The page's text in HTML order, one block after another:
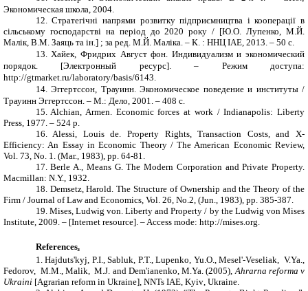
Экономическая школа, 2004.
12.
Стратегічні напрями розвитку підприємництва і кооперації в
сільському господарстві на період до 2020 року / [Ю.О. Лупенко, М.Й.
Малік, В.М. Заяць та ін.] ; за ред. М.Й. Маліка. – К. : ННЦ ІАЕ, 2013. – 50 с.
13.
Хайек, Фридрих Август фон. Индивидуализм и экономический
порядок. [Электронный ресурс]. – Режим доступа:
http://gtmarket.ru/laboratory/basis/6143.
14. Эггертссон, Трауинн. Экономическое поведение и институты /
Трауинн Эггертссон. – М.: Дело, 2001. – 408 с.
15. Alchian, Armen. Economic forces at work / Indianapolis: Liberty
Press, 1977. – 524 p.
16.
Alessi, Louis de. Property Rights, Transaction Costs, and X-
Efficiency: An Essay in Economic Theory / The American Economic Review,
Vol. 73, No. 1. (Mar., 1983), pp. 64-81.
17. Berle A., Means G. The Modern Corporation and Private Property.
Macmillan: N.Y., 1932.
18. Demsetz, Harold. The Structure of Ownership and the Theory of the
Firm / Journal of Law and Economics, Vol. 26, No.2, (Jun., 1983), pp. 385-387.
19. Mises, Ludwig von. Liberty and Property / by the Ludwig von Mises
Institute, 2009. – [Internet resource]. – Access mode: http://mises.org.
References.
1.
Hajduts'kyj, P.I., Sabluk, P.T., Lupenko, Yu.O., Mesel'-Veseliak, V.Ya.,
Fedorov, M.M., Malik, M.J. and Dem'ianenko, M.Ya. (2005), Ahrarna reforma v
Ukraini [Agrarian reform in Ukraine], NNTs IAE Kyiv Ukraine